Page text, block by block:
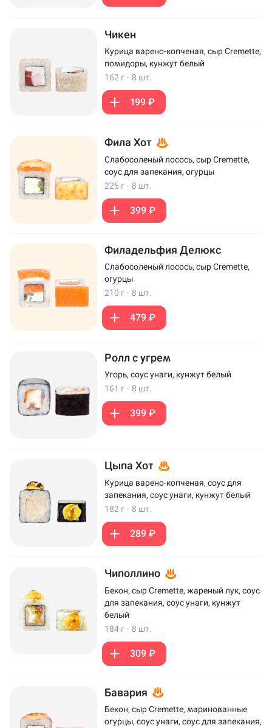
Чикен
Курица варено-копченая, сыр Cremette,
помидоры, кунжут белый
162 г · 8 шт.
199 ₽
Фила Хот
Слабосоленый лосось, сыр Cremette,
соус для запекания, огурцы
225 г · 8 шт.
399 ₽
Филадельфия Делюкс
Слабосоленый лосось, сыр Cremette,
огурцы
210 г · 8 шт.
479 ₽
Ролл с угрем
Угорь, соус унаги, кунжут белый
161 г · 8 шт.
399 ₽
Цыпа Хот
Курица варено-копченая, соус для
запекания, соус унаги, кунжут белый
182 г · 8 шт.
289 ₽
Чиполлино
Бекон, сыр Cremette, жареный лук, соус
для запекания, соус унаги, кунжут
белый
184 г · 8 шт.
309 ₽
Бавария
Бекон, сыр Cremette, маринованные
огурцы, соус унаги, соус для запекания,